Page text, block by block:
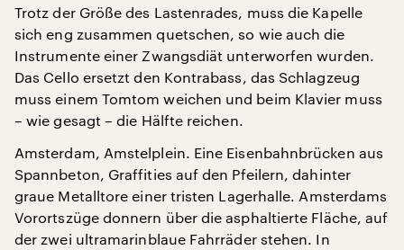
Trotz der Größe des Lastenrades, muss die Kapelle
sich eng zusammen quetschen, so wie auch die
Instrumente einer Zwangsdiät unterworfen wurden.
Das Cello ersetzt den Kontrabass, das Schlagzeug
muss einem Tomtom weichen und beim Klavier muss
– wie gesagt – die Hälfte reichen.
Amsterdam, Amstelplein. Eine Eisenbahnbrücken aus
Spannbeton, Graffities auf den Pfeilern, dahinter
graue Metalltore einer tristen Lagerhalle. Amsterdams
Vorortszüge donnern über die asphaltierte Fläche, auf
der zwei ultramarinblaue Fahrräder stehen. In